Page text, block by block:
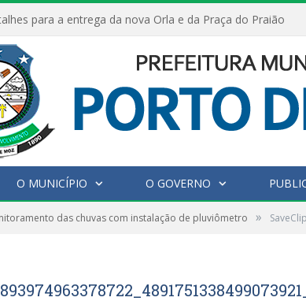
para a entrega da nova Orla e da Praça do Praião
O MUNICÍPIO O GOVERNO
das chuvas com instalação de pluviômetro »